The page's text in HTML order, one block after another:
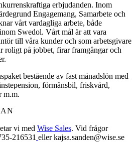
erbjudanden. Inom
Engagemang, Samarbete och
vårt vardagliga arbete, både
Swedol. Vårt mål är att vara
till våra kunder och som arbetsgivare
roligt på jobbet, firar framgångar och
bestående av fast månadslön med
förmånsbil, friskvård,
m.m.
vi med Wise Sales. Vid frågor
216531 eller kajsa.sanden@wise.se